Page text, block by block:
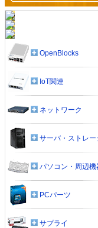
OpenBlocks
IoT関連
ネットワーク
サーバ・ストレー
パソコン・周辺機
PCパーツ
サプライ